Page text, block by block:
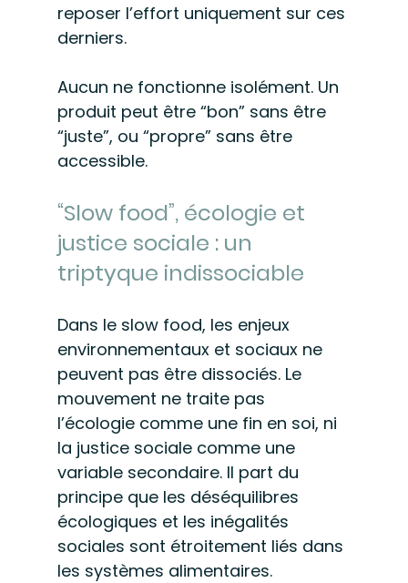
reposer l’effort uniquement sur ces
derniers.
Aucun ne fonctionne isolément. Un
produit peut être “bon” sans être
“juste”, ou “propre” sans être
accessible.
“Slow food”, écologie et
justice sociale : un
triptyque indissociable
Dans le slow food, les enjeux
environnementaux et sociaux ne
peuvent pas être dissociés. Le
mouvement ne traite pas
l’écologie comme une fin en soi, ni
la justice sociale comme une
variable secondaire. Il part du
principe que les déséquilibres
écologiques et les inégalités
sociales sont étroitement liés dans
les systèmes alimentaires.